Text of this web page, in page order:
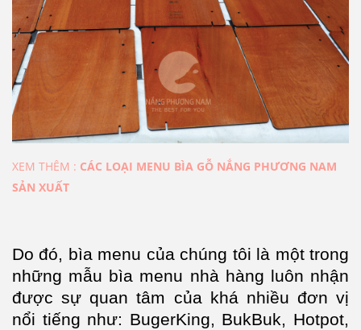
XEM THÊM : CÁC LOẠI MENU BÌA GỖ NẮNG PHƯƠNG NAM
SẢN XUẤT
Do đó, bìa menu của chúng tôi là một trong
những mẫu bìa menu nhà hàng luôn nhận
được sự quan tâm của khá nhiều đơn vị
nổi tiếng như: BugerKing, BukBuk, Hotpot,